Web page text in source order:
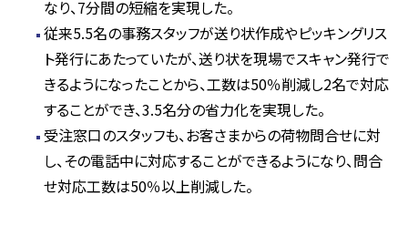
なり、7分間の短縮を実現した。
従来5.5名の事務スタッフが送り状作成やピッキングリス
ト発行にあたっていたが、送り状を現場でスキャン発行で
きるようになったことから、工数は50％削減し2名で対応
することができ、3.5名分の省力化を実現した。
受注窓口のスタッフも、お客さまからの荷物問合せに対
し、その電話中に対応することができるようになり、問合
せ対応工数は50％以上削減した。